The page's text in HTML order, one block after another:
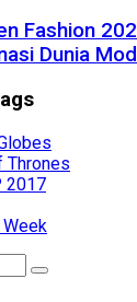
Fashion
Dunia
Thrones
2017